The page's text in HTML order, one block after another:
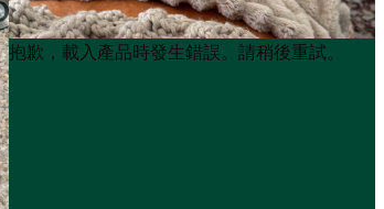
Product
List
Product
List
抱歉，載入產品時發生錯誤。請稍後重試。